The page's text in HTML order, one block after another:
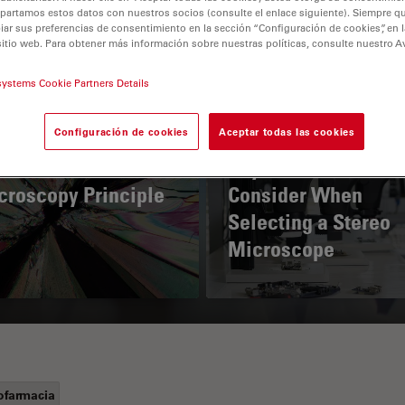
Principle
Consider When
Selecting a Stereo
Microscope
estos datos con nuestros socios (consulte el enlace siguiente). Siempre
sus preferencias de consentimiento en la sección “Configuración de cookies”, en
web. Para obtener más información sobre nuestras políticas, consulte nuestro
Cookie Partners Details
Configuración de cookies Aceptar todas las cookies